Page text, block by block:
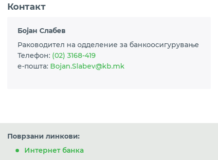
Контакт
Бојан Слабев
Раководител на одделение за банкоосигурување
Телефон: (02) 3168-419
e-пошта: Bojan.Slabev@kb.mk
Поврзани линкови:
Интернет банка